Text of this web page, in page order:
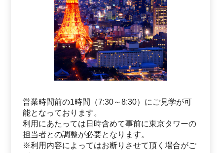
営業時間前の1時間（7:30～8:30）にご見学が可
能となっております。
利用にあたっては日時含めて事前に東京タワーの
担当者との調整が必要となります。
※利用内容によってはお断りさせて頂く場合がご